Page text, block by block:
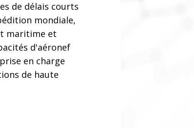
de délais courts
mondiale,
maritime et
d'aéronef
en charge
de haute